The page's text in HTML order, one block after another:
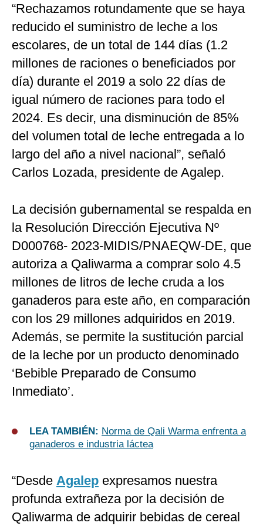
“Rechazamos rotundamente que se haya
reducido el suministro de leche a los
escolares, de un total de 144 días (1.2
millones de raciones o beneficiados por
día) durante el 2019 a solo 22 días de
igual número de raciones para todo el
2024. Es decir, una disminución de 85%
del volumen total de leche entregada a lo
largo del año a nivel nacional”, señaló
Carlos Lozada, presidente de Agalep.
La decisión gubernamental se respalda en
la Resolución Dirección Ejecutiva Nº
D000768- 2023-MIDIS/PNAEQW-DE, que
autoriza a Qaliwarma a comprar solo 4.5
millones de litros de leche cruda a los
ganaderos para este año, en comparación
con los 29 millones adquiridos en 2019.
Además, se permite la sustitución parcial
de la leche por un producto denominado
‘Bebible Preparado de Consumo
Inmediato’.
LEA TAMBIÉN: Norma de Qali Warma enfrenta a
ganaderos e industria láctea
“Desde Agalep expresamos nuestra
profunda extrañeza por la decisión de
Qaliwarma de adquirir bebidas de cereal